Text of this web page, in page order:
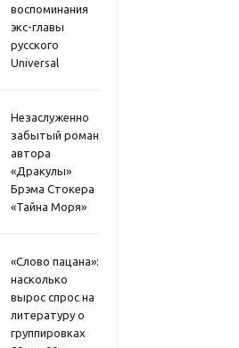
воспоминания
экс-главы
русского
Universal
Незаслуженно
забытый роман
автора
«Дракулы»
Брэма Стокера
«Тайна Моря»
«Слово пацана»:
насколько
вырос спрос на
литературу о
группировках